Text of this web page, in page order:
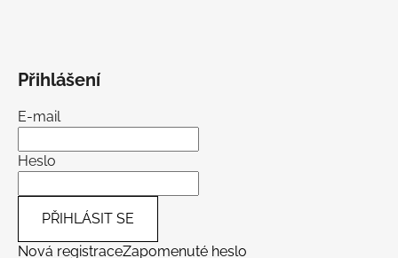
Přihlášení
E-mail
Heslo
PŘIHLÁSIT SE
Nová registraceZapomenuté heslo